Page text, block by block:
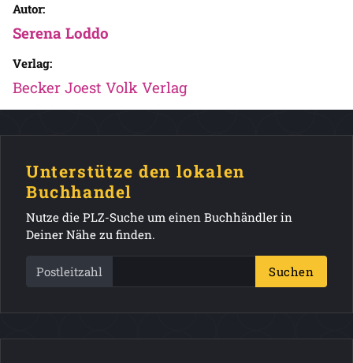
Autor:
Serena Loddo
Verlag:
Becker Joest Volk Verlag
Unterstütze den lokalen
Buchhandel
Nutze die PLZ-Suche um einen Buchhändler in
Deiner Nähe zu finden.
Postleitzahl Suchen